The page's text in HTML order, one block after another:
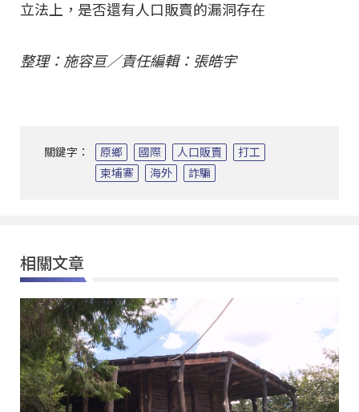
立法上，是否還有人口販賣的漏洞存在
整理：施容亘／責任編輯：張皓宇
關鍵字： 原鄉 國際 人口販賣
打工
柬埔寨
海外 詐騙
相關文章